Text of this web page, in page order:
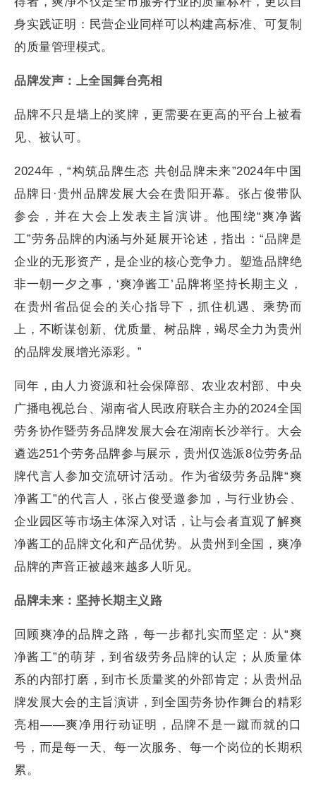
身实践证明：民营企业同样可以构建高标准、可复制
的质量管理模式。
品牌发声：上全国舞台亮相
品牌不只是墙上的奖牌，更需要在更高的平台上被看
见、被认可。
2024年，“构筑品牌生态 共创品牌未来”2024年中国
品牌日·贵州品牌发展大会在贵阳开幕。张占俊带队
参会，并在大会上发表主旨演讲。他围绕“爽净酱
工”劳务品牌的内涵与外延展开论述，指出：“品牌是
企业的无形资产，是企业的核心竞争力。塑造品牌绝
非一朝一夕之事，‘爽净酱工’品牌将坚持长期主义，
在贵州省品促会的关心指导下，抓住机遇、乘势而
上，不断谋创新、优质量、树品牌，竭尽全力为贵州
的品牌发展增光添彩。”
同年，由人力资源和社会保障部、农业农村部、中央
广播电视总台、湖南省人民政府联合主办的2024全国
劳务协作暨劳务品牌发展大会在湖南长沙举行。大会
遴选251个劳务品牌参与展示，贵州仅选派8位劳务品
牌代言人参加交流研讨活动。作为省级劳务品牌“爽
净酱工”的代言人，张占俊受邀参加，与行业协会、
企业园区等市场主体深入对话，让与会者直观了解爽
净酱工的品牌文化和产品优势。从贵州到全国，爽净
品牌的声音正被越来越多人听见。
品牌未来：坚持长期主义路
回顾爽净的品牌之路，每一步都扎实而坚定：从“爽
净酱工”的萌芽，到省级劳务品牌的认定；从质量体
系的内部打磨，到市长质量奖的外部肯定；从贵州品
牌发展大会的主旨演讲，到全国劳务协作舞台的精彩
亮相——爽净用行动证明，品牌不是一蹴而就的口
号，而是每一天、每一次服务、每一个岗位的长期积
累。